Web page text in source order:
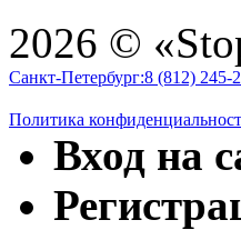
2026 ©
Санкт-Петербург:8 (812) 245-
Политика
Вход на